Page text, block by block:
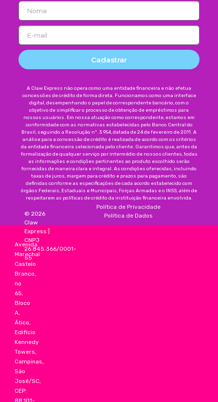
Cadastrar
A Claw Express não opera como uma entidade financeira e não efetua
concessões de crédito de forma direta. Funcionamos como uma interface
digital, desempenhando o papel de correspondente bancário, com o
objetivo de simplificar o processo de obtenção de empréstimos para
nossos usuários. Em nossa atuação como correspondente, estamos em
conformidade com as normativas estabelecidas pelo Banco Central do
Brasil, seguindo a Resolução nº. 3.954, datada de 24 de fevereiro de 2011. A
análise para a concessão de crédito é realizada de acordo com os critérios
da entidade financeira selecionada pelo cliente. Garantimos que, antes da
formalização de qualquer serviço por intermédio de nossos clientes, todas
as informações e condições pertinentes ao produto escolhido serão
fornecidas de maneira clara e integral. As condições oferecidas, incluindo
taxas de juros, margem para crédito e prazos para pagamento, são
definidas conforme as especificações de cada acordo estabelecido com
órgãos Federais, Estaduais e Municipais, Forças Armadas e o INSS, além de
respeitarem as políticas de crédito da instituição financeira envolvida.
Avenida
Marechal
Castelo
Branco,
no
65,
Bloco
A,
Ático,
Edifício
Kennedy
Towers,
Campinas,
São
José/SC,
CEP:
88.101-
© 2026
Claw
Express
CNPJ
26.845.366/0001-
55
Política de Privacidade
Política de Dados